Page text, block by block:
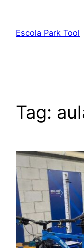
Escola Park Tool
Tag: